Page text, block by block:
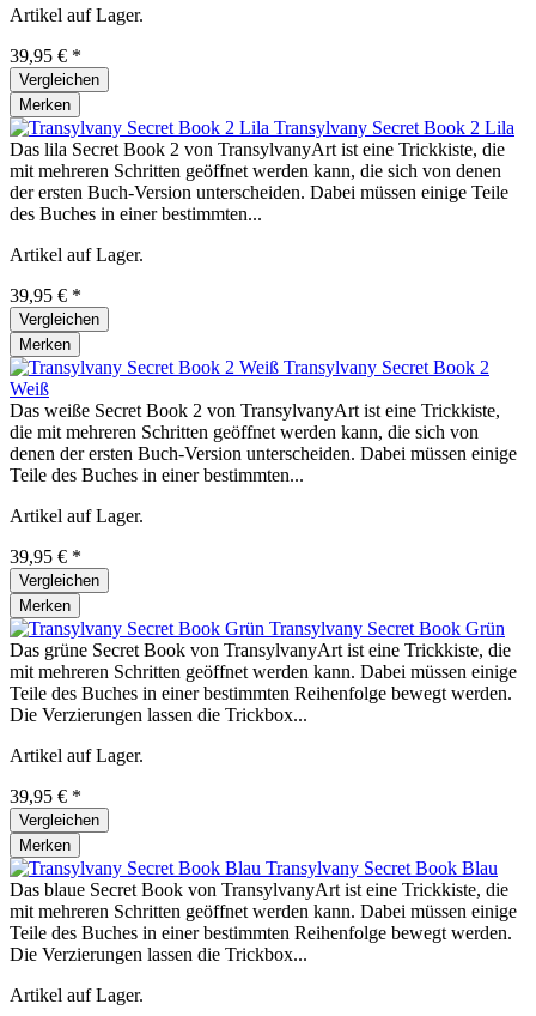
Artikel auf Lager.
39,95 € *
Vergleichen
Merken
Transylvany Secret Book 2 Lila
Das lila Secret Book 2 von TransylvanyArt ist eine Trickkiste, die
mit mehreren Schritten geöffnet werden kann, die sich von denen
der ersten Buch-Version unterscheiden. Dabei müssen einige Teile
des Buches in einer bestimmten...
Artikel auf Lager.
39,95 € *
Vergleichen
Merken
Transylvany Secret Book 2
Weiß
Das weiße Secret Book 2 von TransylvanyArt ist eine Trickkiste,
die mit mehreren Schritten geöffnet werden kann, die sich von
denen der ersten Buch-Version unterscheiden. Dabei müssen einige
Teile des Buches in einer bestimmten...
Artikel auf Lager.
39,95 € *
Vergleichen
Merken
Transylvany Secret Book Grün
Das grüne Secret Book von TransylvanyArt ist eine Trickkiste, die
mit mehreren Schritten geöffnet werden kann. Dabei müssen einige
Teile des Buches in einer bestimmten Reihenfolge bewegt werden.
Die Verzierungen lassen die Trickbox...
Artikel auf Lager.
39,95 € *
Vergleichen
Merken
Transylvany Secret Book Blau
Das blaue Secret Book von TransylvanyArt ist eine Trickkiste, die
mit mehreren Schritten geöffnet werden kann. Dabei müssen einige
Teile des Buches in einer bestimmten Reihenfolge bewegt werden.
Die Verzierungen lassen die Trickbox...
Artikel auf Lager.